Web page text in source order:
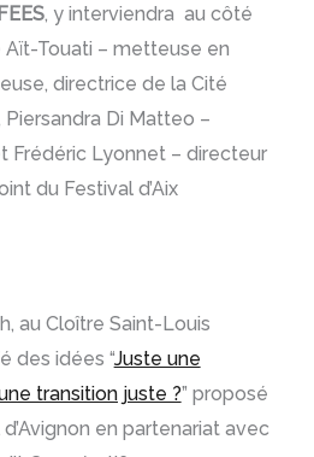
, y interviendra au côté
Aït-Touati – metteuse en
directrice de la Cité
Di Matteo –
Frédéric Lyonnet – directeur
du Festival d’Aix
au Cloître Saint-Louis
des idées “Juste une
transition juste ?” proposé
en partenariat avec